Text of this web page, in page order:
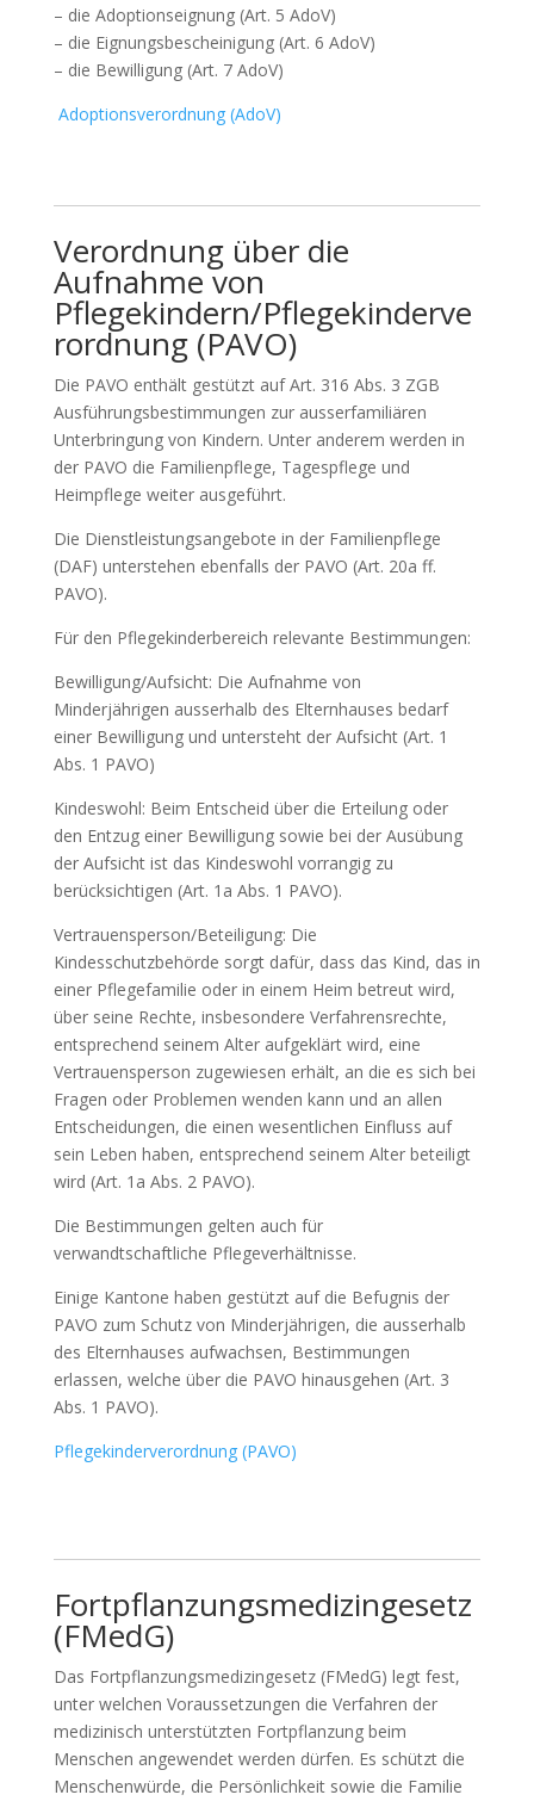
– die Adoptionseignung (Art. 5 AdoV)
– die Eignungsbescheinigung (Art. 6 AdoV)
– die Bewilligung (Art. 7 AdoV)
Adoptionsverordnung (AdoV)
Verordnung über die
Aufnahme von
Pflegekindern/Pflegekinderve
rordnung(PAVO)
Die PAVO enthält gestützt auf Art. 316 Abs. 3 ZGB
Ausführungsbestimmungen zur ausserfamiliären
Unterbringung von Kindern. Unter anderem werden in
der PAVO die Familienpflege, Tagespflege und
Heimpflege weiter ausgeführt.
Die Dienstleistungsangebote in der Familienpflege
(DAF) unterstehen ebenfalls der PAVO (Art. 20a ff.
PAVO).
Für den Pflegekinderbereich relevante Bestimmungen:
Bewilligung/Aufsicht: Die Aufnahme von
Minderjährigen ausserhalb des Elternhauses bedarf
einer Bewilligung und untersteht der Aufsicht (Art. 1
Abs. 1 PAVO)
Kindeswohl: Beim Entscheid über die Erteilung oder
den Entzug einer Bewilligung sowie bei der Ausübung
der Aufsicht ist das Kindeswohl vorrangig zu
berücksichtigen (Art. 1a Abs. 1 PAVO).
Vertrauensperson/Beteiligung: Die
Kindesschutzbehörde sorgt dafür, dass das Kind, das in
einer Pflegefamilie oder in einem Heim betreut wird,
über seine Rechte, insbesondere Verfahrensrechte,
entsprechend seinem Alter aufgeklärt wird, eine
Vertrauensperson zugewiesen erhält, an die es sich bei
Fragen oder Problemen wenden kann und an allen
Entscheidungen, die einen wesentlichen Einfluss auf
sein Leben haben, entsprechend seinem Alter beteiligt
wird (Art. 1a Abs. 2 PAVO).
Die Bestimmungen gelten auch für
verwandtschaftliche Pflegeverhältnisse.
Einige Kantone haben gestützt auf die Befugnis der
PAVO zum Schutz von Minderjährigen, die ausserhalb
des Elternhauses aufwachsen, Bestimmungen
erlassen, welche über die PAVO hinausgehen (Art. 3
Abs. 1 PAVO).
Pflegekinderverordnung (PAVO)
Fortpflanzungsmedizingesetz
(FMedG)
Das Fortpflanzungsmedizingesetz (FMedG) legt fest,
unter welchen Voraussetzungen die Verfahren der
medizinisch unterstützten Fortpflanzung beim
Menschen angewendet werden dürfen. Es schützt die
Menschenwürde, die Persönlichkeit sowie die Familie